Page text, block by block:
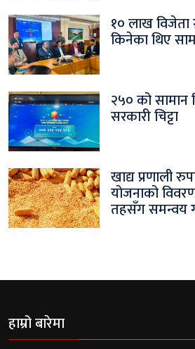
१० लाख विजेता
किनेका थिए
२५० को सामान
सरकारी चिट्टा
खाद्य प्रणाली
योजनाको
तहसँग समन्वय
हाम्रो बारेमा